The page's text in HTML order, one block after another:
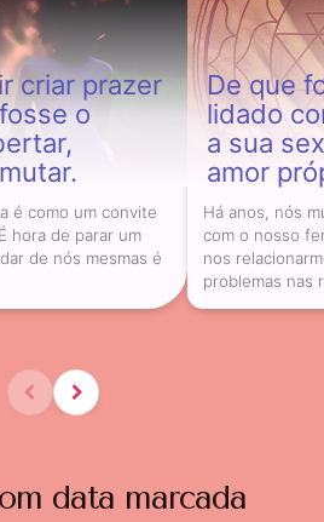
criar prazer
o
é como um convite
hora de parar um
de nós mesmas é
De que
lidado
a sua
amor
Há anos, nós
com o nosso
nos
problemas nas
data marcada